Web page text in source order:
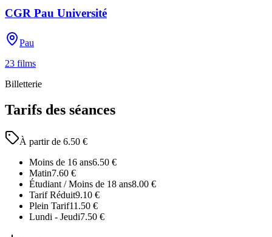
CGR Pau Université
Pau
23 films
Billetterie
Tarifs des séances
À partir de 6.50 €
Moins de 16 ans6.50 €
Matin7.60 €
Étudiant / Moins de 18 ans8.00 €
Tarif Réduit9.10 €
Plein Tarif11.50 €
Lundi - Jeudi7.50 €